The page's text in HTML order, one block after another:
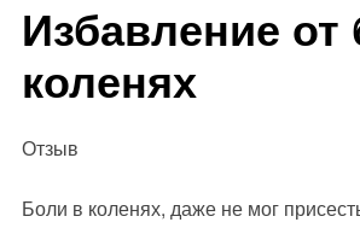
Избавление от
коленях
Отзыв
Боли в коленях, даже не мог